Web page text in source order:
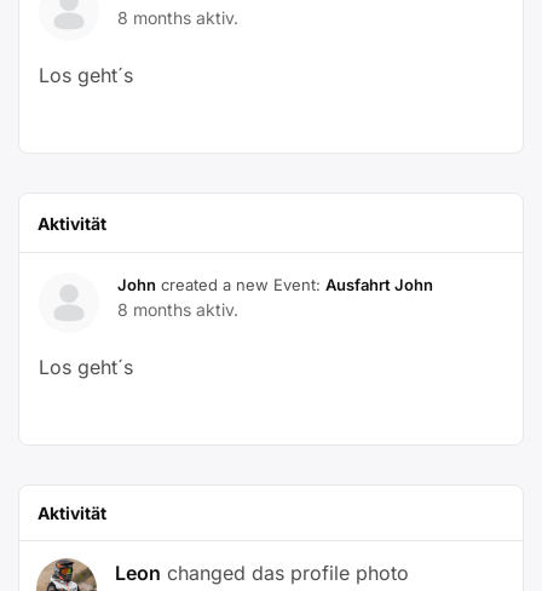
8 months aktiv.
Los geht´s
Aktivität
John created a new Event: Ausfahrt John
8 months aktiv.
Los geht´s
Aktivität
Leon changed das profile photo